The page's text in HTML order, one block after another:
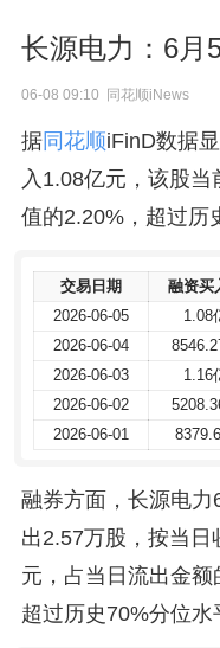
长源电力：6月
06-08 09:10 同花顺iNews
据同花顺iFinD数据显
入1.08亿元，该股
值的2.20%，超过历
交易日期 融资买
2026-06-05
1.08
2026-06-04
2026-06-03
1.16
2026-06-02
2026-06-01
交易日期 融资买
2026-06-05
1.08
2026-06-04
2026-06-03
1.16
2026-06-02
2026-06-01
融券方面，长源电
出2.57万股，按当
元，占当日流出金额
超过历史70%分位水